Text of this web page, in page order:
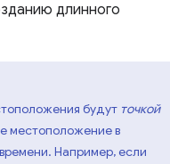
длинного
будут точкой
местоположение в
Например, если